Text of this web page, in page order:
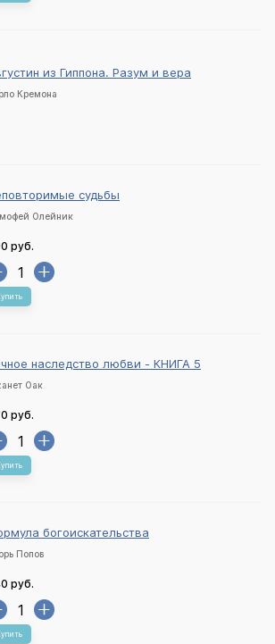
из Гиппона. Разум и вера
Кремона
судьбы
Олейник
руб.
наследство любви - КНИГА 5
Оак
руб.
богоискательства
Попов
руб.